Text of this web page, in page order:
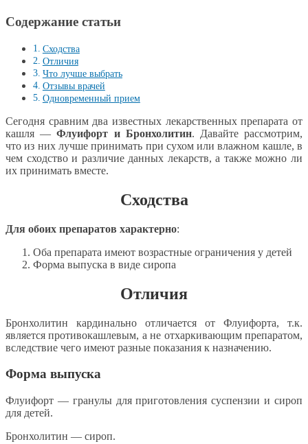
Содержание статьи
Сходства
Отличия
Что лучше выбрать
Отзывы врачей
Одновременный прием
Сегодня сравним два известных лекарственных препарата от
кашля —Флуифорт и Бронхолитин. Давайте рассмотрим,
что из них лучше принимать при сухом или влажном кашле, в
чем сходство и различие данных лекарств, а также можно ли
их принимать вместе.
Сходства
Для обоих препаратов характерно:
Оба препарата имеют возрастные ограничения у детей
Форма выпуска в виде сиропа
Отличия
Бронхолитин кардинально отличается от Флуифорта, т.к.
является противокашлевым, а не отхаркивающим препаратом,
вследствие чего имеют разные показания к назначению.
Форма выпуска
Флуифорт — гранулы для приготовления суспензии и сироп
для детей.
Бронхолитин — сироп.